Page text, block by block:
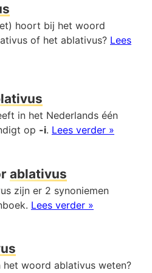
hoort bij het woord
of het ablativus? Lees
in het Nederlands één
op -i. Lees verder »
ablativus
zijn er 2 synoniemen
Lees verder »
het woord ablativus weten?